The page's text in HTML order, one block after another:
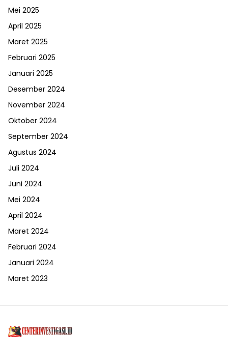
Mei 2025
April 2025
Maret 2025
Februari 2025
Januari 2025
Desember 2024
November 2024
Oktober 2024
September 2024
Agustus 2024
Juli 2024
Juni 2024
Mei 2024
April 2024
Maret 2024
Februari 2024
Januari 2024
Maret 2023